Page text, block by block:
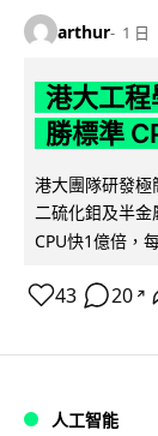
arthur 1 日
港大工
勝標準
港大團隊研發極
二硫化鉬及半
CPU快1億倍，
43 20 ↗
人工智能